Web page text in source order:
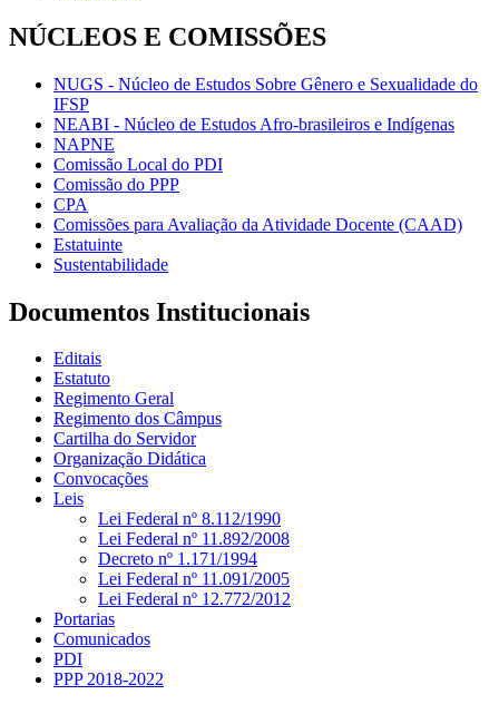
NÚCLEOS E COMISSÕES
NUGS - Núcleo de Estudos Sobre Gênero e Sexualidade do
IFSP
NEABI - Núcleo de Estudos Afro-brasileiros e Indígenas
NAPNE
Comissão Local do PDI
Comissão do PPP
CPA
Comissões para Avaliação da Atividade Docente (CAAD)
Estatuinte
Sustentabilidade
Documentos Institucionais
Editais
Estatuto
Regimento Geral
Regimento dos Câmpus
Cartilha do Servidor
Organização Didática
Convocações
Leis
Lei Federal nº 8.112/1990
Lei Federal nº 11.892/2008
Decreto nº 1.171/1994
Lei Federal nº 11.091/2005
Lei Federal nº 12.772/2012
Portarias
Comunicados
PDI
PPP 2018-2022